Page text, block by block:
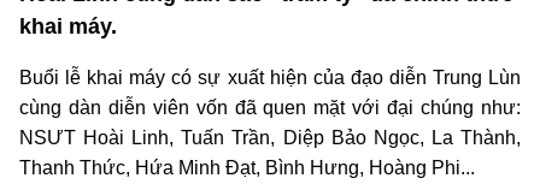
khai máy.
Buổi lễ khai máy có sự xuất hiện của đạo diễn Trung Lùn
cùng dàn diễn viên vốn đã quen mặt với đại chúng như:
NSƯT Hoài Linh, Tuấn Trần, Diệp Bảo Ngọc, La Thành,
Thanh Thức, Hứa Minh Đạt, Bình Hưng, Hoàng Phi...